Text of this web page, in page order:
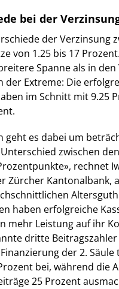
bei der
der Verzinsung
von 1.25 bis 17
Spanne als in
der Extreme: Die
im Schnitt mit 9.25
geht es dabei um
zwischen
rechnet
Zürcher Kantonalbank,
haben erfolgreiche
mehr Leistung auf ihr
dritte
der 2.
bei, während die
25 Prozent